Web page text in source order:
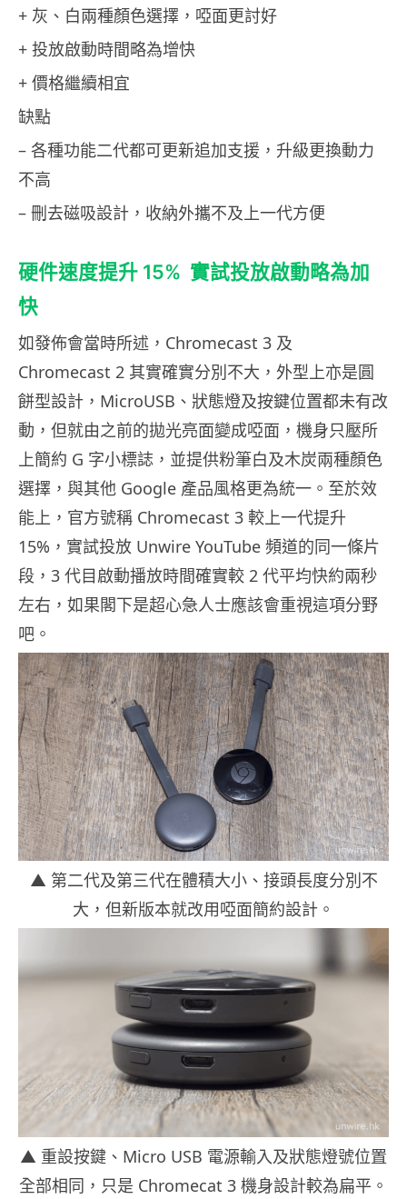
+ 灰、白兩種顏色選擇，啞面更討好
+ 投放啟動時間略為增快
+ 價格繼續相宜
缺點
– 各種功能二代都可更新追加支援，升級更換動力
不高
– 刪去磁吸設計，收納外攜不及上一代方便
硬件速度提升 15% 實試投放啟動略為加
快
如發佈會當時所述，Chromecast 3 及
Chromecast 2 其實確實分別不大，外型上亦是圓
餅型設計，MicroUSB、狀態燈及按鍵位置都未有改
動，但就由之前的拋光亮面變成啞面，機身只壓所
上簡約 G 字小標誌，並提供粉筆白及木炭兩種顏色
選擇，與其他 Google 產品風格更為統一。至於效
能上，官方號稱 Chromecast 3 較上一代提升
15%，實試投放 Unwire YouTube 頻道的同一條片
段，3 代目啟動播放時間確實較 2 代平均快約兩秒
左右，如果閣下是超心急人士應該會重視這項分野
吧。
▲ 第二代及第三代在體積大小、接頭長度分別不
大，但新版本就改用啞面簡約設計。
▲ 重設按鍵、Micro USB 電源輸入及狀態燈號位置
全部相同，只是 Chromecat 3 機身設計較為扁平。